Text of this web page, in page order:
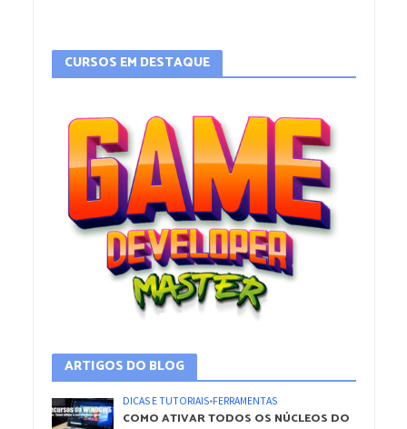
CURSOS EM DESTAQUE
ARTIGOS DO BLOG
DICAS E TUTORIAIS•FERRAMENTAS
COMO ATIVAR TODOS OS NÚCLEOS DO